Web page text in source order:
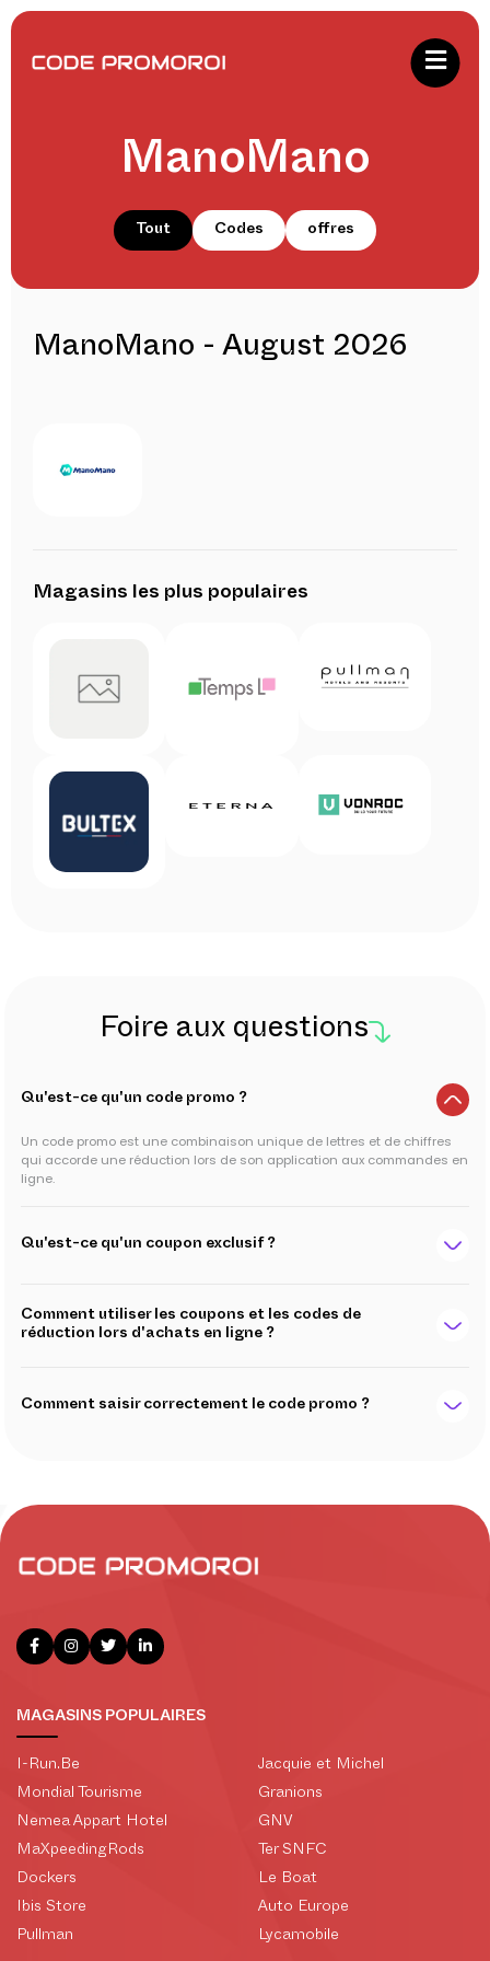
ManoMano
Tout Codes offres
ManoMano - August 2026
Magasins les plus populaires
Foire aux questions
Qu'est-ce qu'un code promo ?
Un code promo est une combinaison unique de lettres et de chiffres
qui accorde une réduction lors de son application aux commandes en
ligne.
Qu'est-ce qu'un coupon exclusif ?
Comment utiliser les coupons et les codes de
réduction lors d'achats en ligne ?
Comment saisir correctement le code promo ?
MAGASINS POPULAIRES
I-Run.Be
Mondial Tourisme
Nemea Appart Hotel
MaXpeedingRods
Dockers
Ibis Store
Pullman
Jacquie et Michel
Granions
GNV
Ter SNFC
Le Boat
Auto Europe
Lycamobile